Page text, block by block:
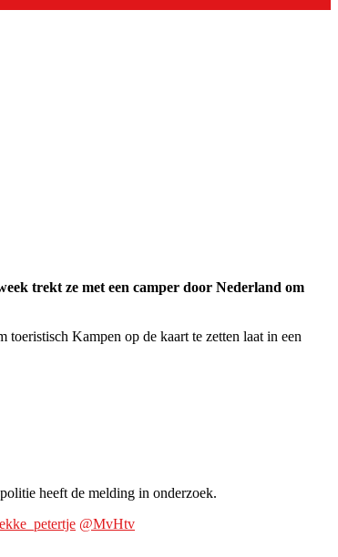
trekt ze met een camper door Nederland om
Kampen op de kaart te zetten laat in een
heeft de melding in onderzoek.
@MvHtv